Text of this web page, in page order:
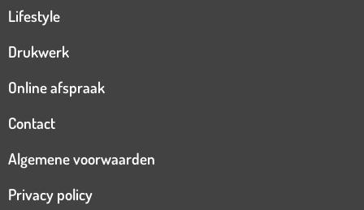
Lifestyle
Drukwerk
Online afspraak
Contact
Algemene voorwaarden
Privacy policy